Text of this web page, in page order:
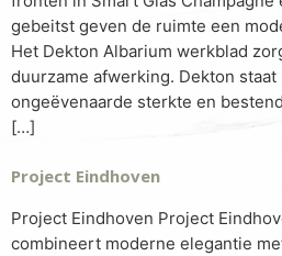
gebeitst geven de ruimte een
Het Dekton Albarium werkblad
duurzame afwerking. Dekton
ongeëvenaarde sterkte en
[…]
Project Eindhoven
Project Eindhoven Project
combineert moderne elegantie